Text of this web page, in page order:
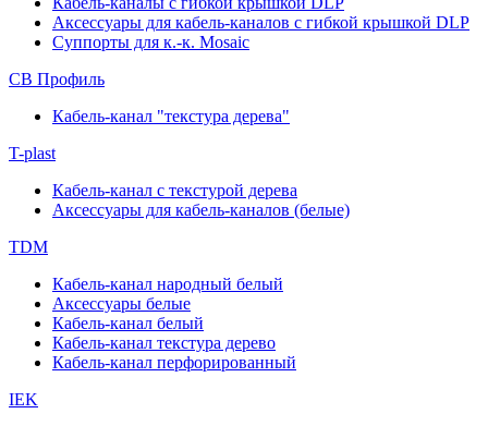
Аксессуары для кабель-каналов с гибкой крышкой DLP
Суппорты для к.-к. Mosaic
СВ Профиль
Кабель-канал "текстура дерева"
T-plast
Кабель-канал с текстурой дерева
Аксессуары для кабель-каналов (белые)
TDM
Кабель-канал народный белый
Аксессуары белые
Кабель-канал белый
Кабель-канал текстура дерево
Кабель-канал перфорированный
IEK